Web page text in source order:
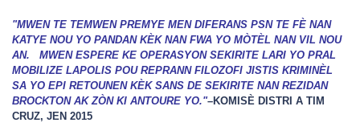
"MWEN TE TEMWEN PREMYE MEN DIFERANS PSN TE FÈ NAN
KATYE NOU YO PANDAN KÈK NAN FWA YO MÒTÈL NAN VIL NOU
AN. MWEN ESPERE KE OPERASYON SEKIRITE LARI YO PRAL
MOBILIZE LAPOLIS POU REPRANN FILOZOFI JISTIS KRIMINÈL
SA YO EPI RETOUNEN KÈK SANS DE SEKIRITE NAN REZIDAN
BROCKTON AK ZÒN KI ANTOURE YO."–KOMISÈ DISTRI A TIM
CRUZ, JEN 2015